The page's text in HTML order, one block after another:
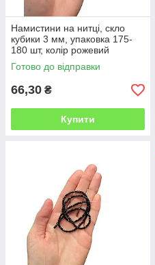
Намистини на нитці, скло
кубики 3 мм, упаковка 175-
180 шт, колір рожевий
прозорий
Готово до відправки
66,30 ₴
Купити